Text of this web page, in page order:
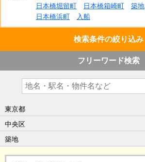
日本橋堀留町
日本橋箱崎町 築地
日本橋浜町
入船
検索条件の絞り込み
フリーワード検索
東京都
中央区
築地